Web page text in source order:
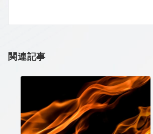
シ
ン
関連記事